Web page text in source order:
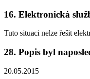
16. Elektronická
Tuto situaci nelze řešit
28. Popis byl
20.05.2015